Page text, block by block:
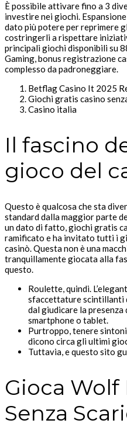
È possibile attivare fino a 3
investire nei giochi.
dato più potere per reprimere
costringerli a rispettare
principali giochi disponibili su
Gaming, bonus registrazione
complesso da padroneggiare.
Betflag Casino It 2025
Giochi gratis casino
Casino italia
Il fascino
gioco del
Questo è qualcosa che sta
standard dalla maggior parte
un dato di fatto, giochi gratis
ramificato e ha invitato tutti i
casinò. Questa non è una
tranquillamente giocata alla
questo.
Roulette, quindi.
sfaccettature scintillanti
dal giudicare la presenza
smartphone o tablet.
Purtroppo, tenere
dicono circa gli ultimi
Tuttavia, e questo sito
Gioca Wolf
Senza